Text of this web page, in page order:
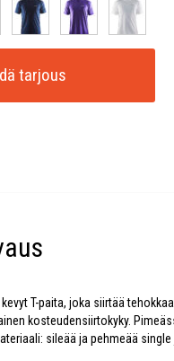
tarjous
T-paita, joka siirtää
kosteudensiirtokyky.
sileää ja pehmeää single